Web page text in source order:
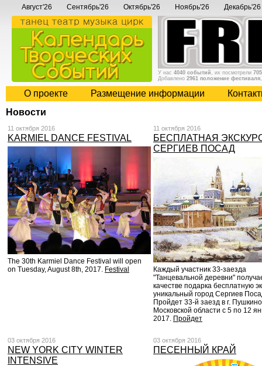
Август'26 Сентябрь'26 Октябрь'26 Ноябрь'26 Декабрь'26
У нас 4040 событий , их посмотрели
Добавлено 2961 положение фестиваля
О проекте Размещение информации
Новости
11 октября 2016
KARMIEL DANCE FESTIVAL
The 30th Karmiel Dance Festival will open
on Tuesday, August 8th, 2017. Festival
11 октября 2016
БЕСПЛАТНАЯ
СЕРГИЕВ ПОСАД
Каждый участник 33-заезда
"Танцевальной деревни"
качестве подарка бесплатную
уникальный город Сергиев
Пройдет 33-й заезд в г.
Московской области с 5 по 12
2017. Пройдет
03 октября 2016
NEW YORK CITY WINTER
INTENSIVE
03 октября 2016
ПЕСЕННЫЙ КРАЙ